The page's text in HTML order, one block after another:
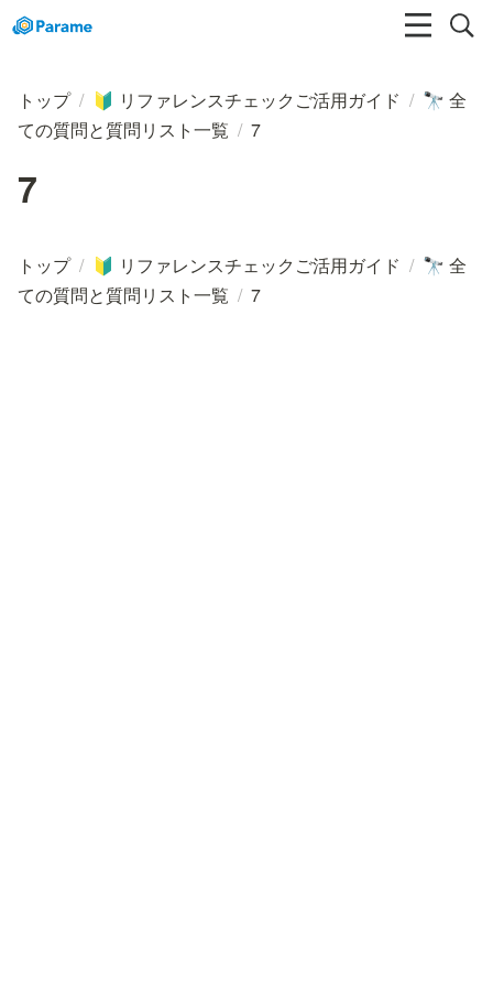
トップ / 🔰 リファレンスチェックご活用ガイド / 🔭 全
ての質問と質問リスト一覧 / 7
7
トップ / 🔰 リファレンスチェックご活用ガイド / 🔭 全
ての質問と質問リスト一覧 / 7